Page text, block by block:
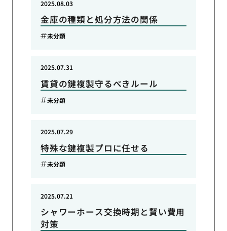
金庫の種類と処分方法の関係
2025.08.03
未分類
賃貸の鍵複製守るべきルール
2025.07.31
未分類
特殊な鍵複製プロに任せる
2025.07.29
未分類
シャワーホース交換時期と賢い費用
対策
2025.07.21